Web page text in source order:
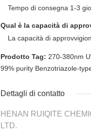
Tempo di consegna 1-3
Qual è la capacità di
La capacità di
Prodotto Tag: 270-380nm
99% purity Benzotriazole-
Dettagli di contatto
HENAN RUIQITE
LTD.